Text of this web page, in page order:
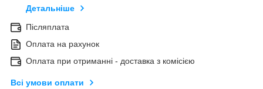
Детальніше
Післяплата
Оплата на рахунок
Оплата при отриманні - доставка з комісією
Всі умови оплати